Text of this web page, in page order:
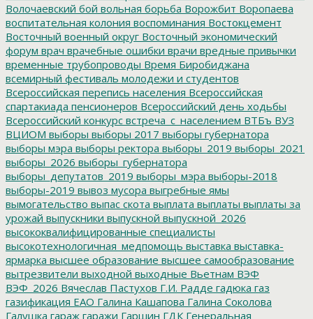
Волочаевский бой вольная борьба Ворожбит Воропаева
воспитательная колония воспоминания Востокцемент
Восточный военный округ Восточный экономический
форум врач врачебные ошибки врачи вредные привычки
временные трубопроводы Время Биробиджана
всемирный фестиваль молодежи и студентов
Всероссийская перепись населения Всероссийская
спартакиада пенсионеров Всероссийский день ходьбы
Всероссийский конкурс встреча_с_населением ВТБъ ВУЗ
ВЦИОМ выборы выборы 2017 выборы губернатора
выборы мэра выборы ректора выборы_2019 выборы_2021
выборы_2026 выборы_губернатора
выборы_депутатов_2019 выборы_мэра выборы-2018
выборы-2019 вывоз мусора выгребные ямы
вымогательство выпас скота выплата выплаты выплаты за
урожай выпускники выпускной выпускной_2026
высококвалифицированные специалисты
высокотехнологичная_медпомощь выставка выставка-
ярмарка высшее образование высшее самообразование
вытрезвители выходной выходные Вьетнам ВЭФ
ВЭФ_2026 Вячеслав Пастухов Г.И. Радде гадюка газ
газификация ЕАО Галина Кашапова Галина Соколова
Галушка гараж гаражи Гаршин ГДК Генеральная